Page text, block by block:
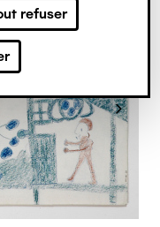
refuser